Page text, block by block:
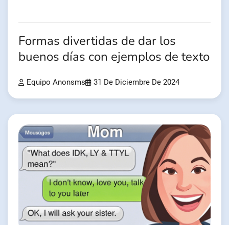
Formas divertidas de dar los
buenos días con ejemplos de texto
Equipo Anonsms 31 De Diciembre De 2024